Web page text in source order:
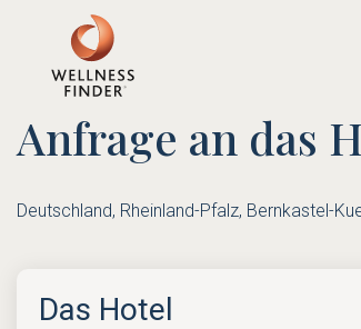
Anfrage an das
Deutschland, Rheinland-Pfalz, Bernkastel-
Das Hotel